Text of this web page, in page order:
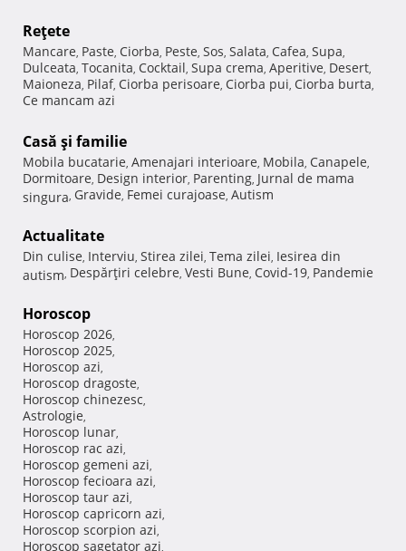
Reţete
Mancare, Paste, Ciorba, Peste, Sos, Salata, Cafea, Supa,
Dulceata, Tocanita, Cocktail, Supa crema, Aperitive, Desert,
Maioneza, Pilaf, Ciorba perisoare, Ciorba pui, Ciorba burta,
Ce mancam azi
Casă şi familie
Mobila bucatarie, Amenajari interioare, Mobila, Canapele,
Dormitoare, Design interior, Parenting, Jurnal de mama
singura, Gravide, Femei curajoase, Autism
Actualitate
Din culise, Interviu, Stirea zilei, Tema zilei, Iesirea din
autism, Despărţiri celebre, Vesti Bune, Covid-19, Pandemie
Horoscop
Horoscop 2026,
Horoscop 2025,
Horoscop azi,
Horoscop dragoste,
Horoscop chinezesc,
Astrologie,
Horoscop lunar,
Horoscop rac azi,
Horoscop gemeni azi,
Horoscop fecioara azi,
Horoscop taur azi,
Horoscop capricorn azi,
Horoscop scorpion azi,
Horoscop sagetator azi,